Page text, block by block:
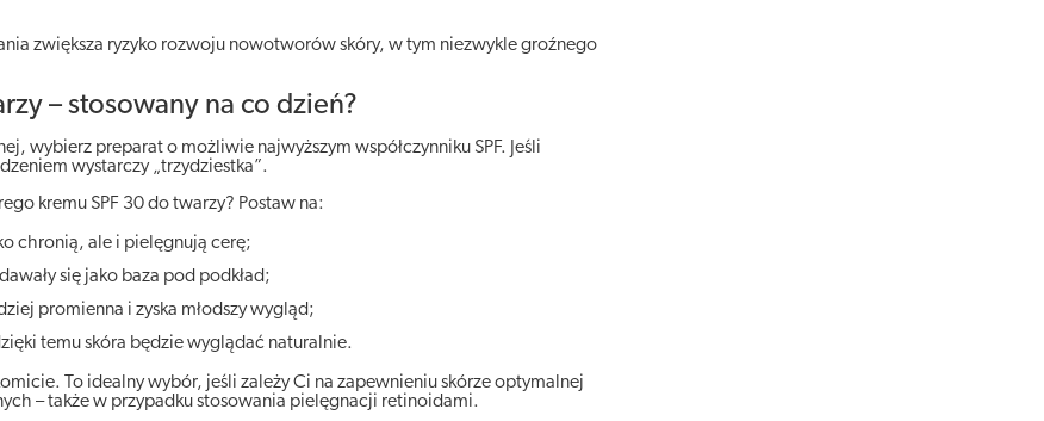
zwiększa ryzyko rozwoju nowotworów skóry, w tym niezwykle groźnego
– stosowany na co dzień?
wybierz preparat o możliwie najwyższym współczynniku SPF. Jeśli
wystarczy „trzydziestka”.
kremu SPF 30 do twarzy? Postaw na:
chronią, ale i pielęgnują cerę;
się jako baza pod podkład;
promienna i zyska młodszy wygląd;
temu skóra będzie wyglądać naturalnie.
To idealny wybór, jeśli zależy Ci na zapewnieniu skórze optymalnej
– także w przypadku stosowania pielęgnacji retinoidami.